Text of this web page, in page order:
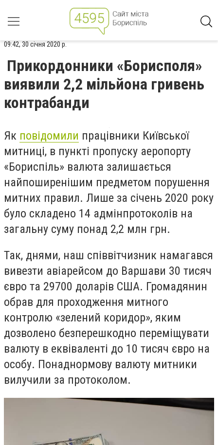
09:42, 30 січня 2020 р.
Прикордонники «Борисполя»
виявили 2,2 мільйона гривень
контрабанди
Як повідомили працівники Київської
митниці, в пункті пропуску аеропорту
«Бориспіль» валюта залишається
найпоширенішим предметом порушення
митних правил. Лише за січень 2020 року
було складено 14 адмінпротоколів на
загальну суму понад 2,2 млн грн.
Так, днями, наш співвітчизник намагався
вивезти авіарейсом до Варшави 30 тисяч
євро та 29700 доларів США. Громадянин
обрав для проходження митного
контролю «зелений коридор», яким
дозволено безперешкодно переміщувати
валюту в еквіваленті до 10 тисяч євро на
особу. Понаднормову валюту митники
вилучили за протоколом.